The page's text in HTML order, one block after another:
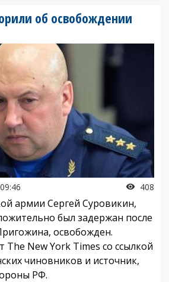
об освобождении
09:46 408
армии Сергей Суровикин,
был задержан после
освобожден.
New York Times со ссылкой
чиновников и источник,
РФ.